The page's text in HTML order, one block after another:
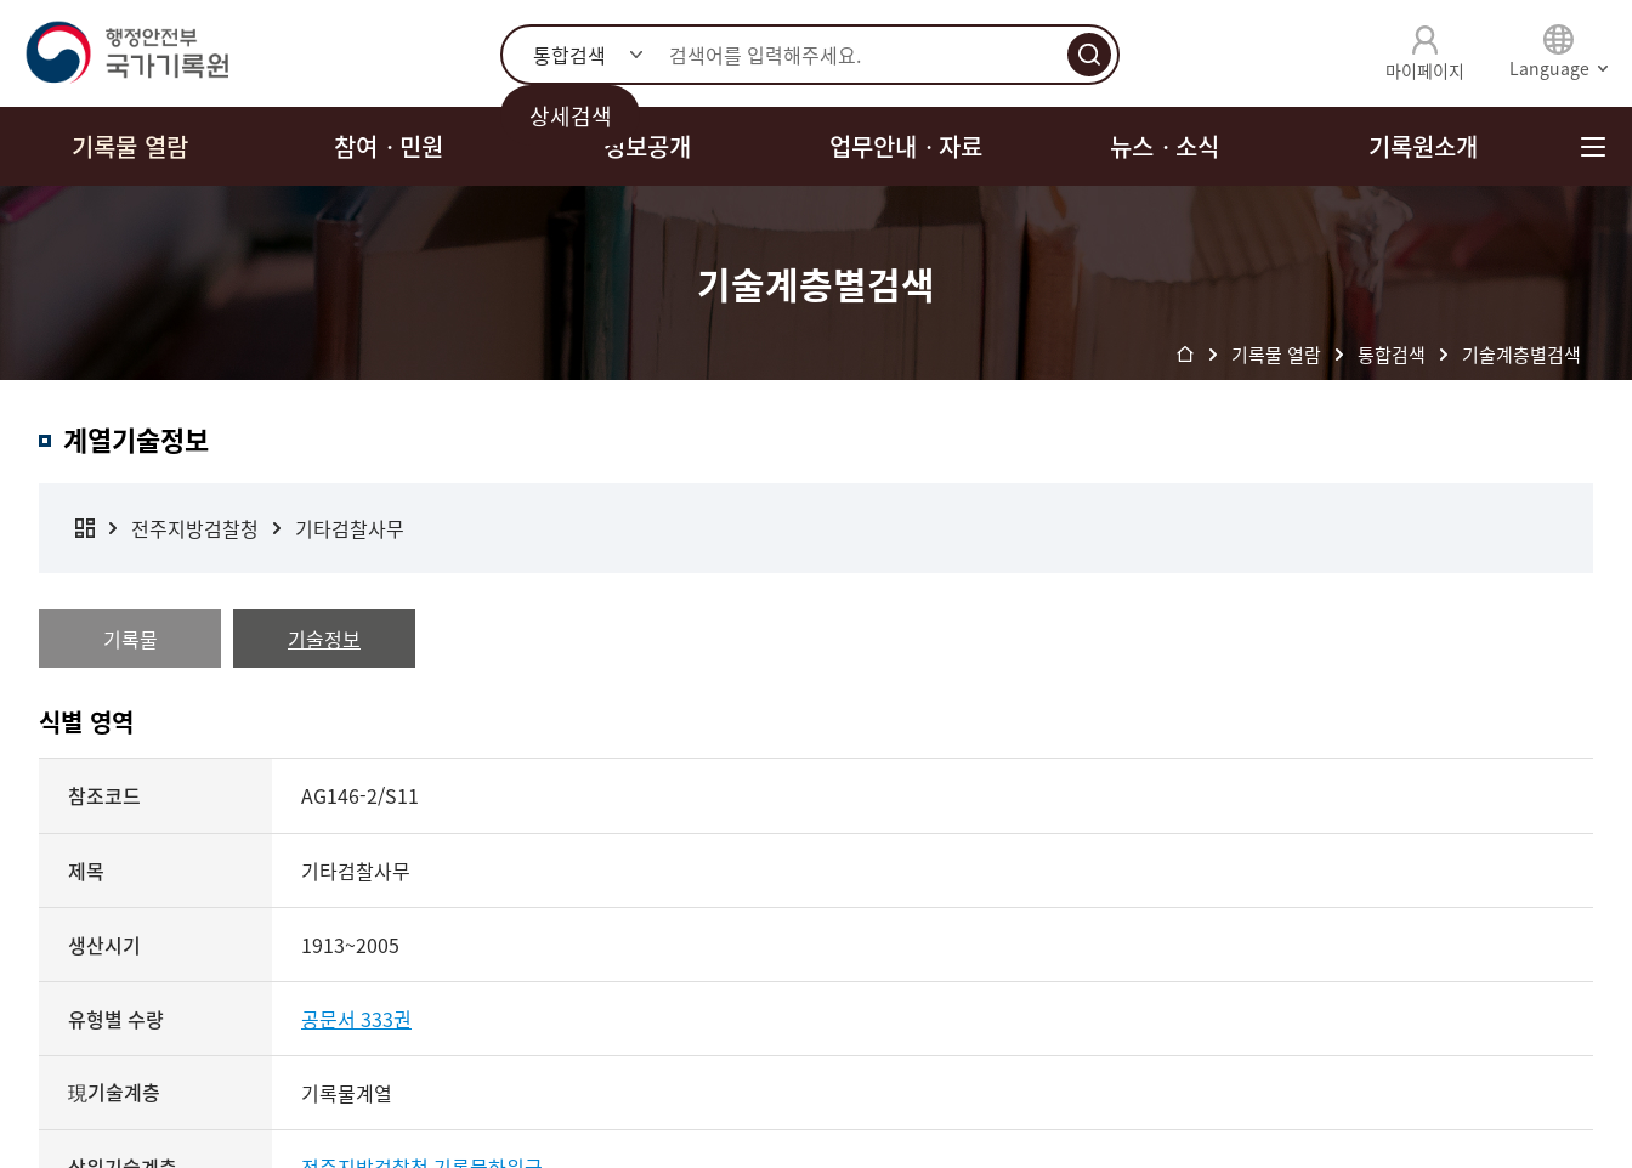
통합검색
상세검색
마이페이지 Language
기록물 열람 참여ㆍ민원 정보공개 업무안내ㆍ자료 뉴스ㆍ소식 기록원소개
기술계층별검색
기록물 열람 통합검색 기술계층별검색
계열기술정보
전주지방검찰청 기타검찰사무
기록물 기술정보
식별 영역
영역참조코드 AG146-2/S11
제목 기타검찰사무
생산시기 1913~2005
유형별 수량 공문서 333권
現기술계층 기록물계열